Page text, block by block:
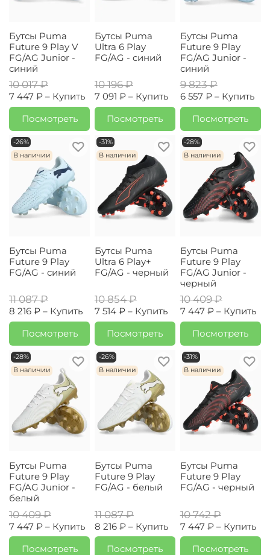
Бутсы Puma
Future 9 Play V
FG/AG Junior -
синий
10 017 ₽
7 447 ₽ – Купить
Посмотреть
Бутсы Puma
Ultra 6 Play
FG/AG - синий
10 196 ₽
7 091 ₽ – Купить
Посмотреть
Бутсы Puma
Future 9 Play
FG/AG Junior -
синий
9 823 ₽
6 557 ₽ – Купить
Посмотреть
-26%
В наличии
Бутсы Puma
Future 9 Play
FG/AG - синий
11 087 ₽
8 216 ₽ – Купить
Посмотреть
-31%
В наличии
Бутсы Puma
Ultra 6 Play+
FG/AG - черный
10 854 ₽
7 514 ₽ – Купить
Посмотреть
-28%
В наличии
Бутсы Puma
Future 9 Play
FG/AG Junior -
черный
10 409 ₽
7 447 ₽ – Купить
Посмотреть
-28%
В наличии
Бутсы Puma
Future 9 Play
FG/AG Junior -
белый
10 409 ₽
7 447 ₽ – Купить
Посмотреть
-26%
В наличии
Бутсы Puma
Future 9 Play
FG/AG - белый
11 087 ₽
8 216 ₽ – Купить
Посмотреть
-31%
В наличии
Бутсы Puma
Future 9 Play
FG/AG - черный
10 742 ₽
7 447 ₽ – Купить
Посмотреть